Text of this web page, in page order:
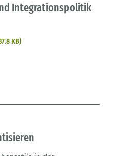
Integrationspolitik
KB)